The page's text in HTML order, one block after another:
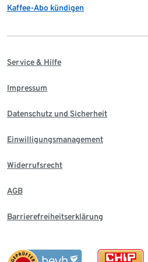
Kaffee-Abo kündigen
Service & Hilfe
Impressum
Datenschutz und Sicherheit
Einwilligungsmanagement
Widerrufsrecht
AGB
Barrierefreiheitserklärung